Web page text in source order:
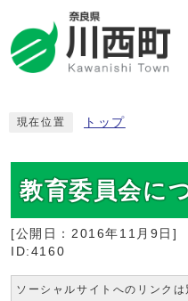
現在位置 トップ
教育委員会に
[公開日： 2016年11月9日 ]
ID:4160
ソーシャルサイトへのリンク